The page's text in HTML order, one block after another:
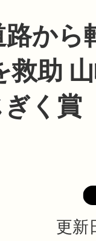
から
救助
く賞
更新